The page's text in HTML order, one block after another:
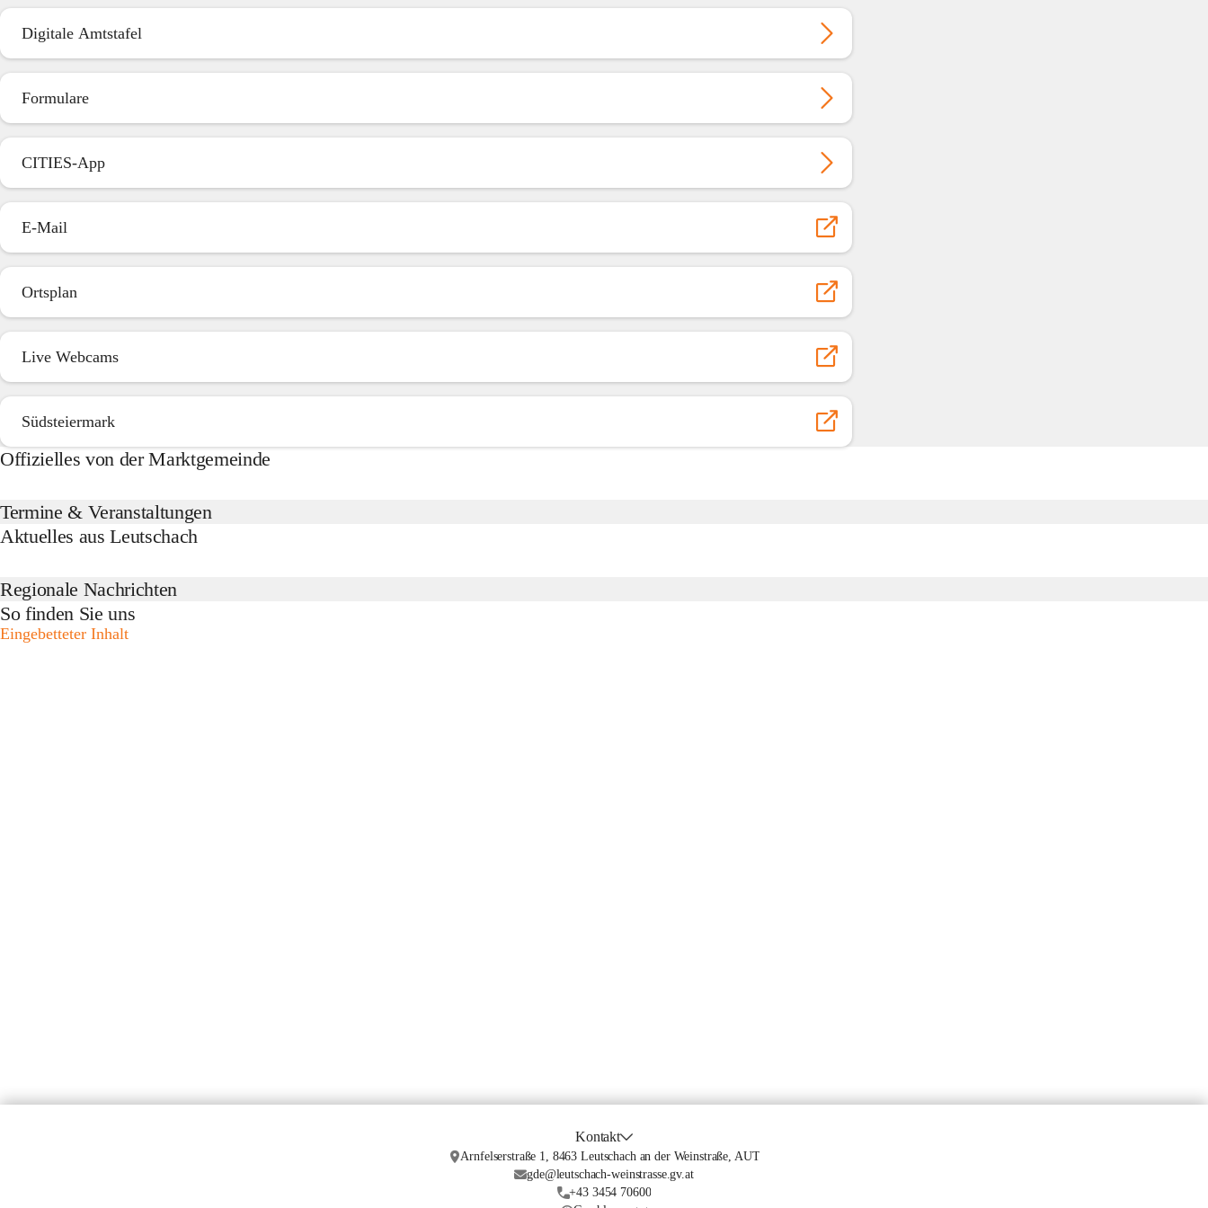
Digitale Amtstafel
Formulare
CITIES-App
E-Mail
Ortsplan
Live Webcams
Südsteiermark
Offizielles von der Marktgemeinde
Termine & Veranstaltungen
Aktuelles aus Leutschach
Regionale Nachrichten
So finden Sie uns
Eingebetteter Inhalt
Kontakt
Arnfelserstraße 1, 8463 Leutschach an der Weinstraße, AUT
gde@leutschach-weinstrasse.gv.at
+43 3454 70600